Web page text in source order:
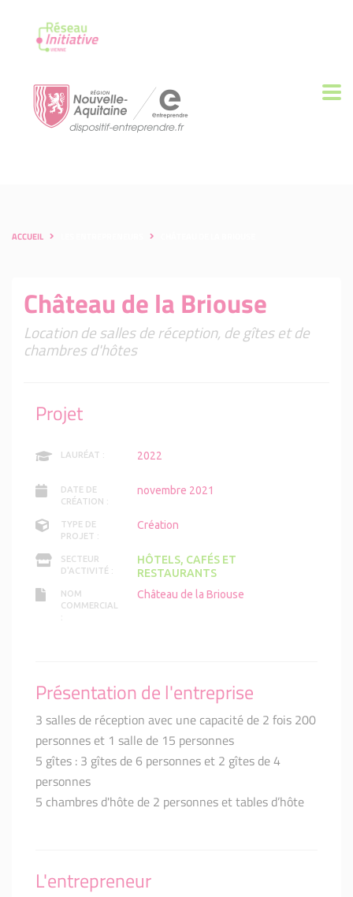
ACCUEIL
Château de la Briouse
Location de salles de réception, de gîtes et de
chambres d'hôtes
Projet
LAURÉAT : 2022
DATE DE
CRÉATION :
novembre 2021
TYPE DE
PROJET :
Création
SECTEUR
D'ACTIVITÉ :
HÔTELS, CAFÉS ET
RESTAURANTS
NOM
COMMERCIAL
:
Château de la Briouse
Présentation de l'entreprise
3 salles de réception avec une capacité de 2 fois 200
personnes et 1 salle de 15 personnes
5 gîtes : 3 gîtes de 6 personnes et 2 gîtes de 4
personnes
5 chambres d'hôte de 2 personnes et tables d’hôte
L'entrepreneur